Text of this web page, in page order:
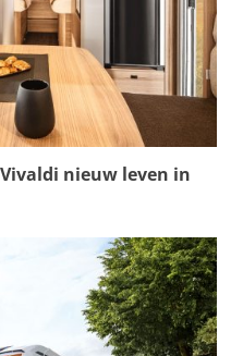
nieuw leven in